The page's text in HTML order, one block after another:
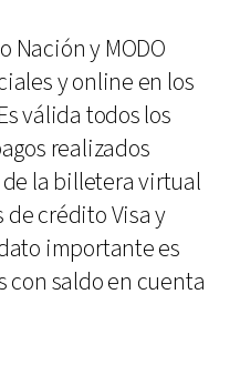
Nación y MODO
y online en los
válida todos los
realizados
la billetera virtual
de crédito Visa y
importante es
con saldo en cuenta